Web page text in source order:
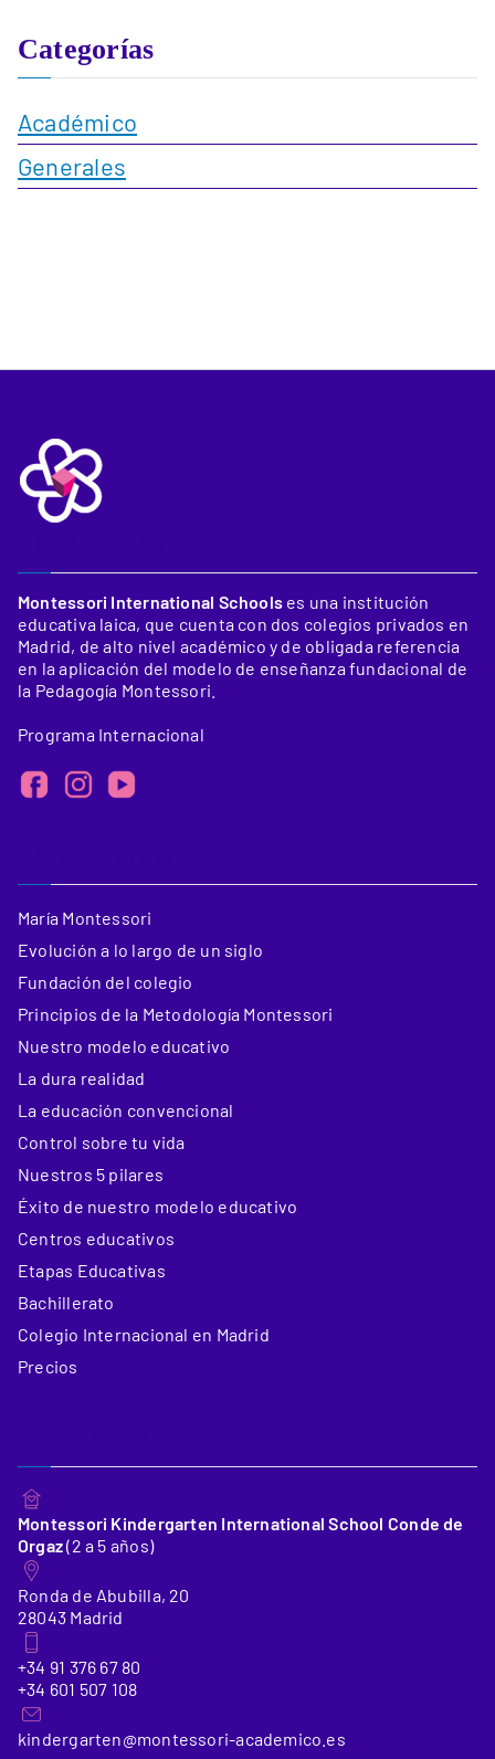
Categorías
Académico
Generales
Montessori International Schools es una institución
educativa laica, que cuenta con dos colegios privados en
Madrid, de alto nivel académico y de obligada referencia
en la aplicación del modelo de enseñanza fundacional de
la Pedagogía Montessori.
Programa Internacional
María Montessori
Evolución a lo largo de un siglo
Fundación del colegio
Principios de la Metodología Montessori
Nuestro modelo educativo
La dura realidad
La educación convencional
Control sobre tu vida
Nuestros 5 pilares
Éxito de nuestro modelo educativo
Centros educativos
Etapas Educativas
Bachillerato
Colegio Internacional en Madrid
Precios
Montessori Kindergarten International School Conde de
Orgaz(2 a 5 años)
Ronda de Abubilla, 20
28043 Madrid
+34 91 376 67 80
+34 601 507 108
kindergarten@montessori-academico.es